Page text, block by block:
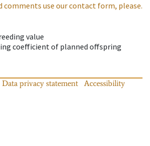
comments use our contact form, please.
value
coefficient of planned offspring
Data privacy statement
Accessibility